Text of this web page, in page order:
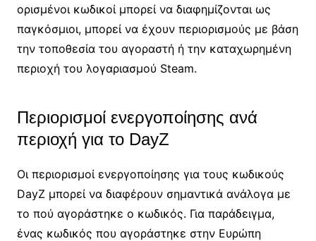
ορισμένοι κωδικοί μπορεί να διαφημίζονται ως
παγκόσμιοι, μπορεί να έχουν περιορισμούς με βάση
την τοποθεσία του αγοραστή ή την καταχωρημένη
περιοχή του λογαριασμού Steam.
Περιορισμοί ενεργοποίησης ανά
περιοχή για το DayZ
Οι περιορισμοί ενεργοποίησης για τους κωδικούς
DayZ μπορεί να διαφέρουν σημαντικά ανάλογα με
το πού αγοράστηκε ο κωδικός. Για παράδειγμα,
ένας κωδικός που αγοράστηκε στην Ευρώπη